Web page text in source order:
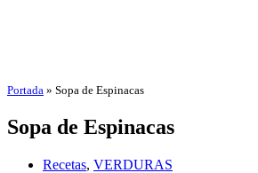
Portada » Sopa de Espinacas
Sopa de Espinacas
Recetas, VERDURAS